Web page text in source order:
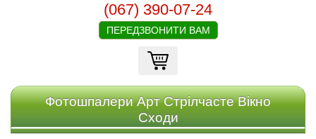
(067) 390-07-24
ПЕРЕДЗВОНИТИ ВАМ
Фотошпалери Арт Стрілчасте Вікно
Сходи